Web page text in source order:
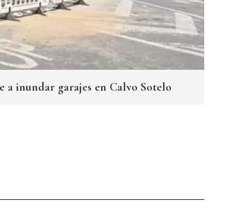
inundar garajes en Calvo Sotelo